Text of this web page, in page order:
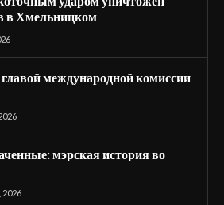
в Хмельницком
международной комиссии
мэрская история во
2026